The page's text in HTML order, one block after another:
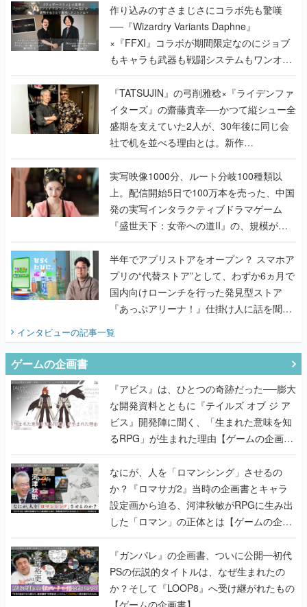
作り込みのすさまじさにコラボ先も驚嘆
──『Wizardry Variants Daphne』
×『FFXI』コラボが期間限定なのにジョブ
もキャラも武器も戦闘システムもワンオフ
で作り込まれた理由を両ディレクターに聞
く
『TATSUJIN』の弓削雅稔×『ライデンファ
イターズ』の齋藤貴幸──かつて縦シュー全
盛期を支えていた2人が、30年後に同じ会
社で机を並べる理由とは。新作
『TATSUJIN EXTREME』で初タッグを組
んだレジェンド2人に訊く開発秘話
実写映像1000分、ルート分岐100種類以
上。配信開始5日で100万本を売った、中国
発の実写インタラクティブドラマゲーム
『盛世天下：女帝への道II』の、規模が違
うこだわりをプロデューサーに聞いた
半年でアプリストアをオープン？ スマホア
プリの“代替ストア”として、わずか6ヵ月で
国内向けローンチを行った発見型ストア
『あっぷアリーナ！』仕掛け人に話を聞い
てみた
インタビューの記事一覧
ゲームの企画書
『アビス』は、ひとつの奇跡だった──膨大
な開発資料とともに『テイルズ オブ ジ ア
ビス』開発陣に聞く、「生まれた意味を知
るRPG」が生まれた理由【ゲームの企画
書】
なにが、人を「ロマンシング」させるの
か？『ロマサガ2』当時の企画書とキャラ
設定画から迫る、河津秋敏がRPGに生み出
した「ロマン」の正体とは【ゲームの企画
書】
『ガンパレ』の企画書、ついに公開━初代
PSの伝説的タイトルは、なぜ生まれたの
か？そして『LOOP8』へ受け継がれたもの